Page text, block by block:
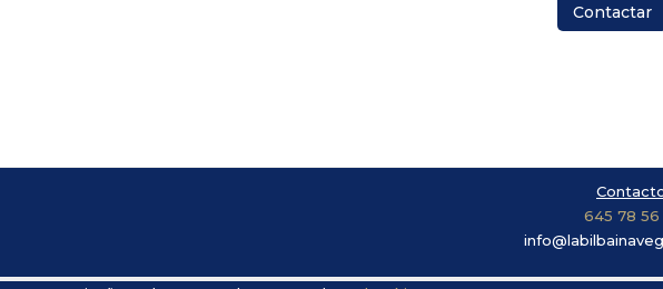
Contactar
645 78 56